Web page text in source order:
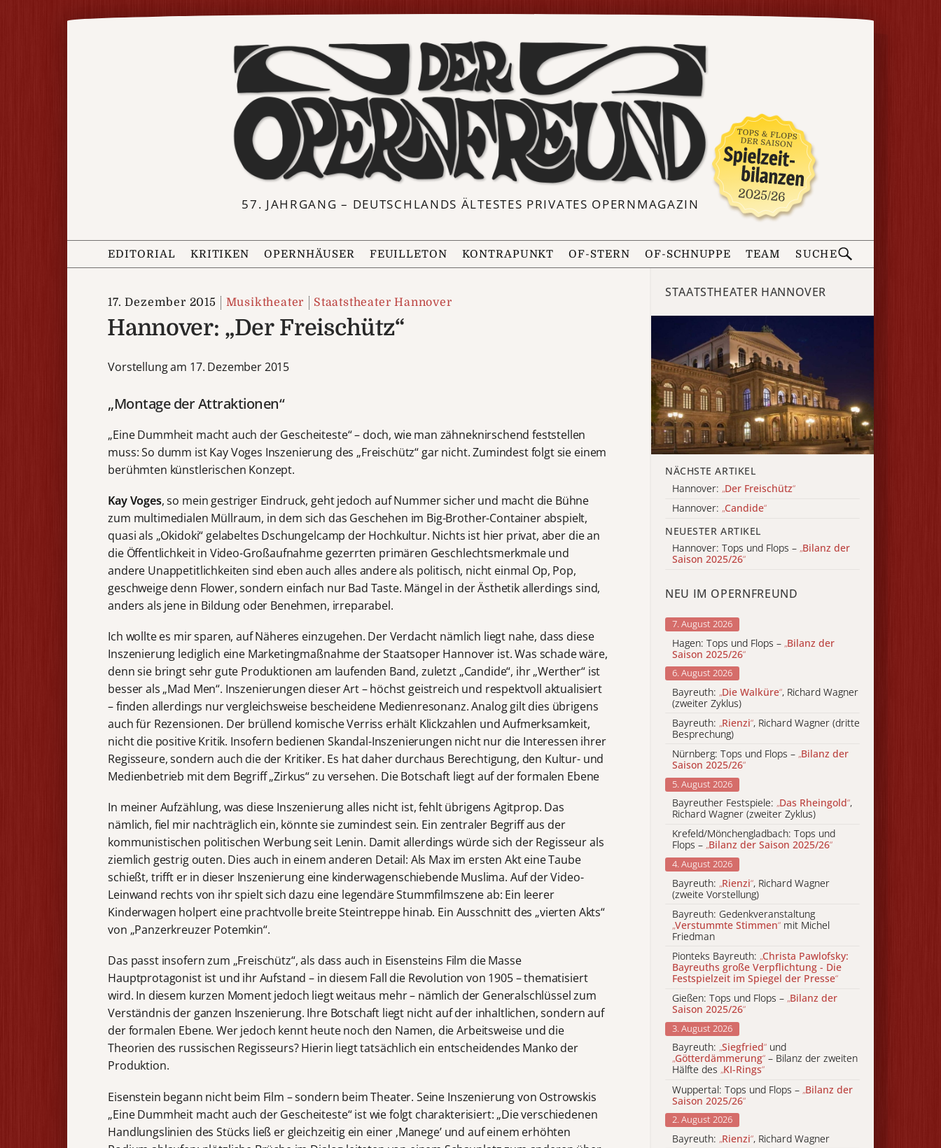
57. JAHRGANG – DEUTSCHLANDS ÄLTESTES PRIVATES OPERNMAGAZIN
EDITORIAL KRITIKEN OPERNHÄUSER FEUILLETON KONTRAPUNKT OF-STERN OF-SCHNUPPE TEAM SUCHE
17. Dezember 2015 Musiktheater Staatstheater Hannover
Hannover: „Der Freischütz“
Vorstellung am 17. Dezember 2015
„Montage der Attraktionen“
„Eine Dummheit macht auch der Gescheiteste“ – doch, wie man zähneknirschend feststellen
muss: So dumm ist Kay Voges Inszenierung des „Freischütz“ gar nicht. Zumindest folgt sie einem
berühmten künstlerischen Konzept.
Kay Voges, so mein gestriger Eindruck, geht jedoch auf Nummer sicher und macht die Bühne
zum multimedialen Müllraum, in dem sich das Geschehen im Big-Brother-Container abspielt,
quasi als „Okidoki“ gelabeltes Dschungelcamp der Hochkultur. Nichts ist hier privat, aber die an
die Öffentlichkeit in Video-Großaufnahme gezerrten primären Geschlechtsmerkmale und
andere Unappetitlichkeiten sind eben auch alles andere als politisch, nicht einmal Op, Pop,
geschweige denn Flower, sondern einfach nur Bad Taste. Mängel in der Ästhetik allerdings sind,
anders als jene in Bildung oder Benehmen, irreparabel.
Ich wollte es mir sparen, auf Näheres einzugehen. Der Verdacht nämlich liegt nahe, dass diese
Inszenierung lediglich eine Marketingmaßnahme der Staatsoper Hannover ist. Was schade wäre,
denn sie bringt sehr gute Produktionen am laufenden Band, zuletzt „Candide“, ihr „Werther“ ist
besser als „Mad Men“. Inszenierungen dieser Art – höchst geistreich und respektvoll aktualisiert
– finden allerdings nur vergleichsweise bescheidene Medienresonanz. Analog gilt dies übrigens
auch für Rezensionen. Der brüllend komische Verriss erhält Klickzahlen und Aufmerksamkeit,
nicht die positive Kritik. Insofern bedienen Skandal-Inszenierungen nicht nur die Interessen ihrer
Regisseure, sondern auch die der Kritiker. Es hat daher durchaus Berechtigung, den Kultur- und
Medienbetrieb mit dem Begriff „Zirkus“ zu versehen. Die Botschaft liegt auf der formalen Ebene
In meiner Aufzählung, was diese Inszenierung alles nicht ist, fehlt übrigens Agitprop. Das
nämlich, fiel mir nachträglich ein, könnte sie zumindest sein. Ein zentraler Begriff aus der
kommunistischen politischen Werbung seit Lenin. Damit allerdings würde sich der Regisseur als
ziemlich gestrig outen. Dies auch in einem anderen Detail: Als Max im ersten Akt eine Taube
schießt, trifft er in dieser Inszenierung eine kinderwagenschiebende Muslima. Auf der Video-
Leinwand rechts von ihr spielt sich dazu eine legendäre Stummfilmszene ab: Ein leerer
Kinderwagen holpert eine prachtvolle breite Steintreppe hinab. Ein Ausschnitt des „vierten Akts“
von „Panzerkreuzer Potemkin“.
Das passt insofern zum „Freischütz“, als dass auch in Eisensteins Film die Masse
Hauptprotagonist ist und ihr Aufstand – in diesem Fall die Revolution von 1905 – thematisiert
wird. In diesem kurzen Moment jedoch liegt weitaus mehr – nämlich der Generalschlüssel zum
Verständnis der ganzen Inszenierung. Ihre Botschaft liegt nicht auf der inhaltlichen, sondern auf
der formalen Ebene. Wer jedoch kennt heute noch den Namen, die Arbeitsweise und die
Theorien des russischen Regisseurs? Hierin liegt tatsächlich ein entscheidendes Manko der
Produktion.
Eisenstein begann nicht beim Film – sondern beim Theater. Seine Inszenierung von Ostrowskis
„Eine Dummheit macht auch der Gescheiteste“ ist wie folgt charakterisiert: „Die verschiedenen
Handlungslinien des Stücks ließ er gleichzeitig ein einer ‚Manege’ und auf einem erhöhten
STAATSTHEATER HANNOVER
NÄCHSTE ARTIKEL
Hannover: „Der Freischütz“
Hannover: „Candide“
NEUESTER ARTIKEL
Hannover: Tops und Flops – „Bilanz der
Saison 2025/26“
NEU IM OPERNFREUND
7. August 2026
Hagen: Tops und Flops – „Bilanz der
Saison 2025/26“
6. August 2026
Bayreuth: „Die Walküre“, Richard Wagner
(zweiter Zyklus)
Bayreuth: „Rienzi“, Richard Wagner (dritte
Besprechung)
Nürnberg: Tops und Flops – „Bilanz der
Saison 2025/26“
5. August 2026
Bayreuther Festspiele: „Das Rheingold“,
Richard Wagner (zweiter Zyklus)
Krefeld/Mönchengladbach: Tops und
Flops – „Bilanz der Saison 2025/26“
4. August 2026
Bayreuth: „Rienzi“, Richard Wagner
(zweite Vorstellung)
Bayreuth: Gedenkveranstaltung
„Verstummte Stimmen“ mit Michel
Friedman
Pionteks Bayreuth: „Christa Pawlofsky:
Bayreuths große Verpflichtung - Die
Festspielzeit im Spiegel der Presse“
Gießen: Tops und Flops – „Bilanz der
Saison 2025/26“
3. August 2026
Bayreuth: „Siegfried“ und
„Götterdämmerung“ – Bilanz der zweiten
Hälfte des „KI-Rings“
Wuppertal: Tops und Flops – „Bilanz der
Saison 2025/26“
2. August 2026
Bayreuth: „Rienzi“, Richard Wagner